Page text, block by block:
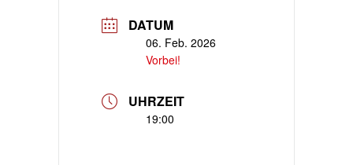
DATUM
06. Feb. 2026
Vorbei!
UHRZEIT
19:00